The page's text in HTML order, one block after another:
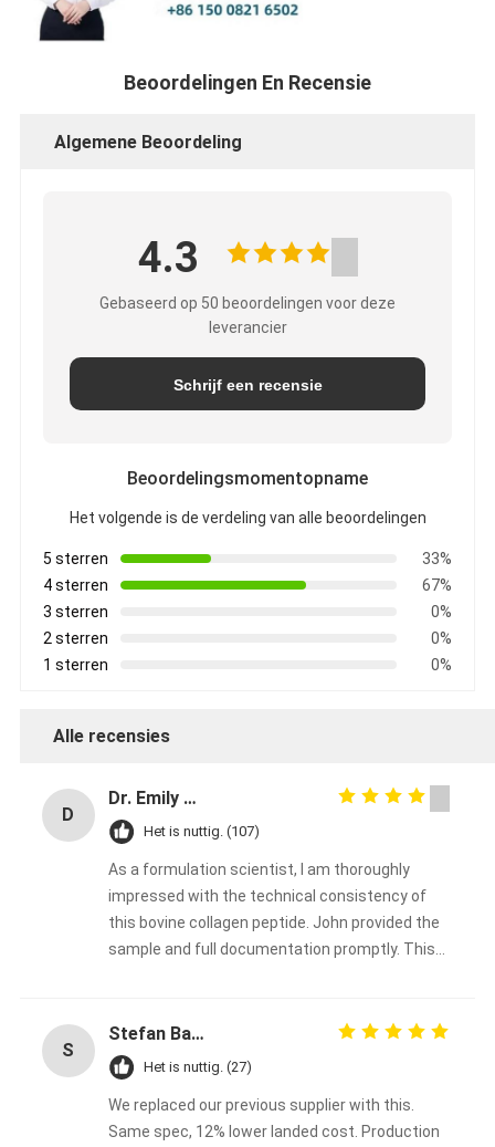
Beoordelingen En Recensie
Algemene Beoordeling
4.3
Gebaseerd op 50 beoordelingen voor deze
leverancier
Schrijf een recensie
Beoordelingsmomentopname
Het volgende is de verdeling van alle beoordelingen
5 sterren
33%
4 sterren
67%
3 sterren
0%
2 sterren
0%
1 sterren
0%
Alle recensies
D
Dr. Emily Carter
Het is nuttig. (107)
As a formulation scientist, I am thoroughly
impressed with the technical consistency of
this bovine collagen peptide. John provided the
sample and full documentation promptly. This
or supplement brand.
S
Stefan Bauer
Het is nuttig. (27)
We replaced our previous supplier with this.
Same spec, 12% lower landed cost. Production